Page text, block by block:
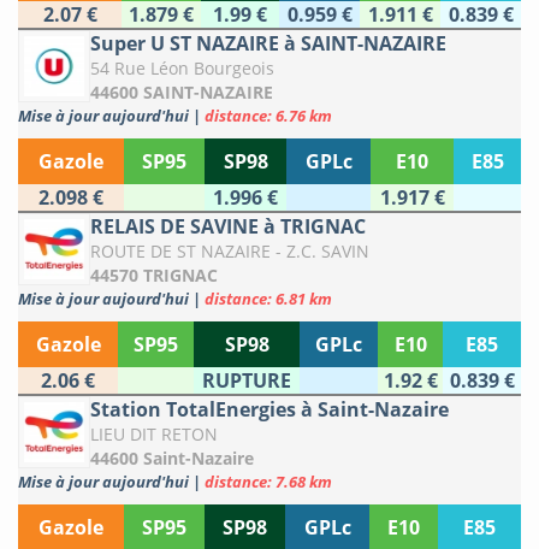
2.07 €
1.879 € 1.99 € 0.959 € 1.911 €
0.839 €
Super U ST NAZAIRE à SAINT-NAZAIRE
54 Rue Léon Bourgeois
44600 SAINT-NAZAIRE
Mise à jour aujourd'hui | distance: 6.76 km
Gazole SP95 SP98 GPLc E10
E85
2.098 €
1.996 €
1.917 €
RELAIS DE SAVINE à TRIGNAC
ROUTE DE ST NAZAIRE - Z.C. SAVIN
44570 TRIGNAC
Mise à jour aujourd'hui | distance: 6.81 km
Gazole SP95 SP98 GPLc E10
E85
2.06 €
RUPTURE 1.92 € 0.839 €
Station TotalEnergies à Saint-Nazaire
LIEU DIT RETON
44600 Saint-Nazaire
Mise à jour aujourd'hui | distance: 7.68 km
Gazole SP95 SP98 GPLc E10
E85